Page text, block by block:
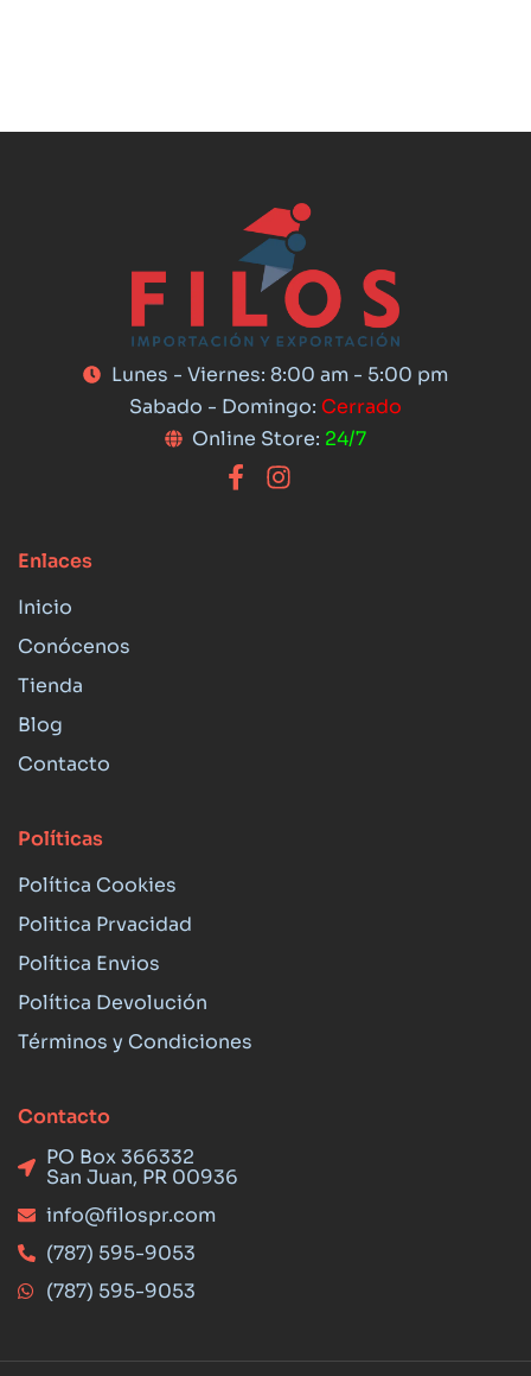
Lunes - Viernes: 8:00 am - 5:00 pm
Sabado - Domingo: Cerrado
Online Store: 24/7
Enlaces
Inicio
Conócenos
Tienda
Blog
Contacto
Políticas
Política Cookies
Politica Prvacidad
Política Envios
Política Devolución
Términos y Condiciones
Contacto
PO Box 366332
San Juan, PR 00936
info@filospr.com
(787) 595-9053
(787) 595-9053